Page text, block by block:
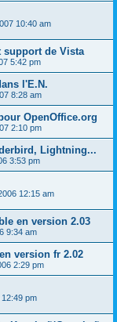
10:40 am
support de Vista
5:42 pm
l'E.N.
8:28 am
OpenOffice.org
2:10 pm
Lightning...
3:53 pm
12:15 am
en version 2.03
9:34 am
version fr 2.02
2:29 pm
pm